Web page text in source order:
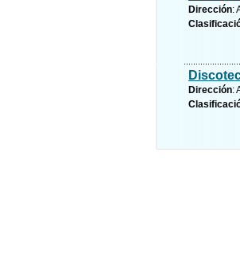
Dirección:
Dirección: